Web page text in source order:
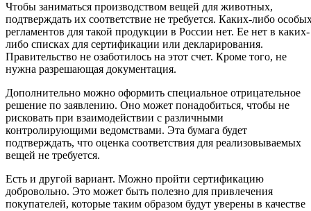
Чтобы заниматься производством вещей для животных,
подтверждать их соответствие не требуется. Каких-либо
регламентов для такой продукции в России нет. Ее нет в каких-
либо списках для сертификации или декларирования.
Правительство не озаботилось на этот счет. Кроме того, не
нужна разрешающая документация.
Дополнительно можно оформить специальное отрицательное
решение по заявлению. Оно может понадобиться, чтобы не
рисковать при взаимодействии с различными
контролирующими ведомствами. Эта бумага будет
подтверждать, что оценка соответствия для реализовываемых
вещей не требуется.
Есть и другой вариант. Можно пройти сертификацию
добровольно. Это может быть полезно для привлечения
покупателей, которые таким образом будут уверены в качестве